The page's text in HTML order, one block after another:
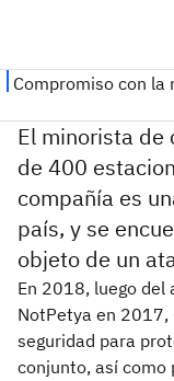
El minorista de
de 400
compañía es
país, y se
objeto de un
En 2018, luego
NotPetya en 2017,
seguridad para
conjunto, así como